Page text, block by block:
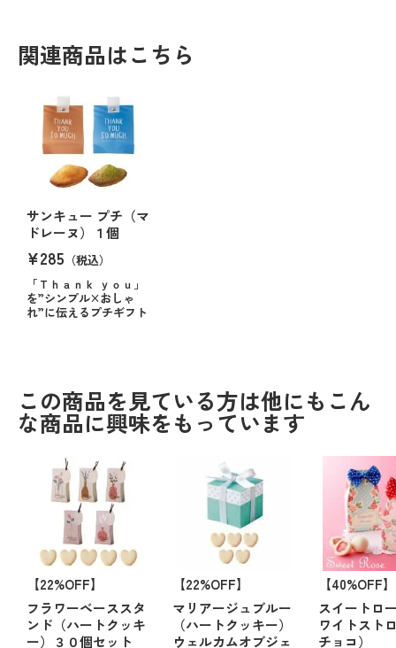
関連商品はこちら
サンキュー プチ（マ
ドレーヌ）１個
¥285 （税込）
「Ｔｈａｎｋ ｙｏｕ」
を”シンプル×おしゃ
れ”に伝えるプチギフト
この商品を見ている方は他にもこん
な商品に興味をもっています
【22%OFF】
フラワーベーススタ
ンド（ハートクッキ
ー）３０個セット
【22%OFF】
マリアージュブルー
（ハートクッキー）
ウェルカムオブジェ
【40%OFF】
スイートロ
ワイトスト
チョコ）